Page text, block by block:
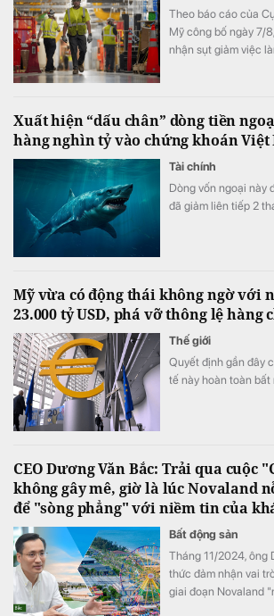
Theo báo cáo của
Mỹ công bố ngày 7/
nhận sụt giảm việc
Xuất hiện “dấu chân” dòng tiền
hàng nghìn tỷ vào chứng khoán Việt
Tài chính
Dòng vốn ngoại này
đã giảm liên tiếp 2
Mỹ vừa có động thái không ngờ với
23.000 tỷ USD, phá vỡ thông lệ hàng
Thế giới
Quyết định gần đây
tế này hoàn toàn bất
CEO Dương Văn Bắc: Trải qua cuộc
không gây mê, giờ là lúc Novaland
để "sòng phẳng" với niềm tin của
Bất động sản
Tháng 11/2024, ông
thức đảm nhận vai
giai đoạn Novaland